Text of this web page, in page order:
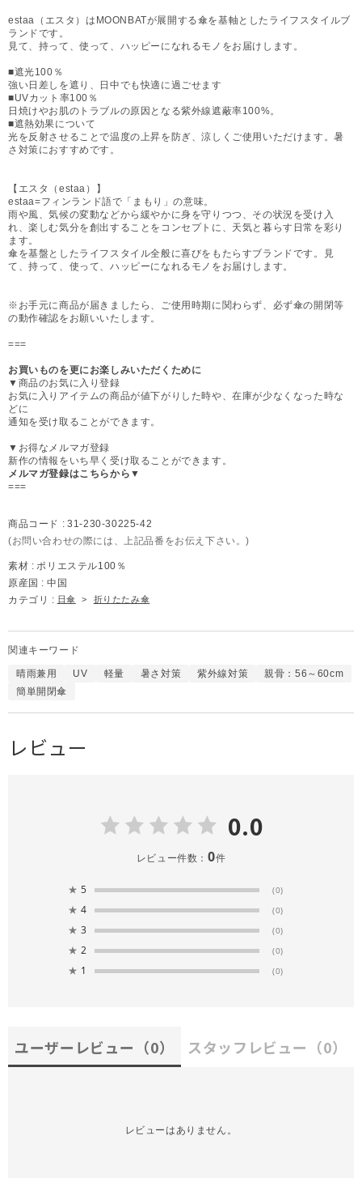
estaa（エスタ）はMOONBATが展開する傘を基軸としたライフスタイルブ
ランドです。
見て、持って、使って、ハッピーになれるモノをお届けします。
■遮光100％
強い日差しを遮り、日中でも快適に過ごせます
■UVカット率100％
日焼けやお肌のトラブルの原因となる紫外線遮蔽率100%。
■遮熱効果について
光を反射させることで温度の上昇を防ぎ、涼しくご使用いただけます。暑
さ対策におすすめです。
【エスタ（estaa）】
estaa=フィンランド語で「まもり」の意味。
雨や風、気候の変動などから緩やかに身を守りつつ、その状況を受け入
れ、楽しむ気分を創出することをコンセプトに、天気と暮らす日常を彩り
ます。
傘を基盤としたライフスタイル全般に喜びをもたらすブランドです。見
て、持って、使って、ハッピーになれるモノをお届けします。
※お手元に商品が届きましたら、ご使用時期に関わらず、必ず傘の開閉等
の動作確認をお願いいたします。
===
お買いものを更にお楽しみいただくために
▼商品のお気に入り登録
お気に入りアイテムの商品が値下がりした時や、在庫が少なくなった時な
どに
通知を受け取ることができます。
▼お得なメルマガ登録
新作の情報をいち早く受け取ることができます。
メルマガ登録はこちらから▼
===
商品コード : 31-230-30225-42
(お問い合わせの際には、上記品番をお伝え下さい。)
素材 : ポリエステル100％
原産国 : 中国
カテゴリ : 日傘 > 折りたたみ傘
関連キーワード
晴雨兼用 UV 軽量 暑さ対策 紫外線対策
親骨：56～60cm
簡単開閉傘
レビュー
0.0
レビュー件数： 0件
★ 5 (0)
★ 4 (0)
★ 3 (0)
★ 2 (0)
★ 1 (0)
ユーザーレビュー （0） スタッフレビュー （0）
レビューはありません。